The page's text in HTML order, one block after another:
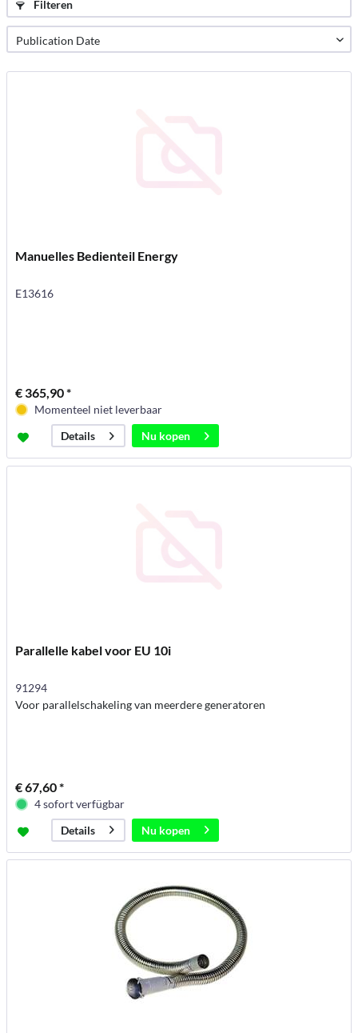
Filteren
Manuelles Bedienteil Energy
E13616
€ 365,90 *
Momenteel niet leverbaar
Details
Nu kopen
Parallelle kabel voor EU 10i
91294
Voor parallelschakeling van meerdere generatoren
€ 67,60 *
4 sofort verfügbar
Details
Nu kopen